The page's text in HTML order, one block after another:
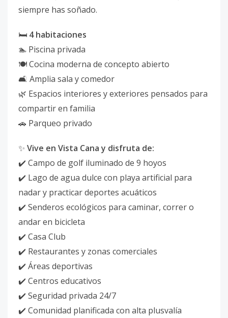
siempre has soñado.
🛏️ 4 habitaciones
🏊 Piscina privada
🍽️ Cocina moderna de concepto abierto
🛋️ Amplia sala y comedor
🌿 Espacios interiores y exteriores pensados para
compartir en familia
🚗 Parqueo privado
✨ Vive en Vista Cana y disfruta de:
✔️ Campo de golf iluminado de 9 hoyos
✔️ Lago de agua dulce con playa artificial para
nadar y practicar deportes acuáticos
✔️ Senderos ecológicos para caminar, correr o
andar en bicicleta
✔️ Casa Club
✔️ Restaurantes y zonas comerciales
✔️ Áreas deportivas
✔️ Centros educativos
✔️ Seguridad privada 24/7
✔️ Comunidad planificada con alta plusvalía